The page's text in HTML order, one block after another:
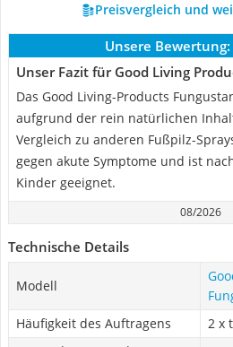
Preisvergleich und
Unsere Bewertung:
Unser Fazit für Good Living
Das Good Living-Products
aufgrund der rein natürlichen
Vergleich zu anderen Fußpilz-
gegen akute Symptome und ist
Kinder geeignet.
08/2026
Technische Details
Modell
Häufigkeit des Auftragens
2 x